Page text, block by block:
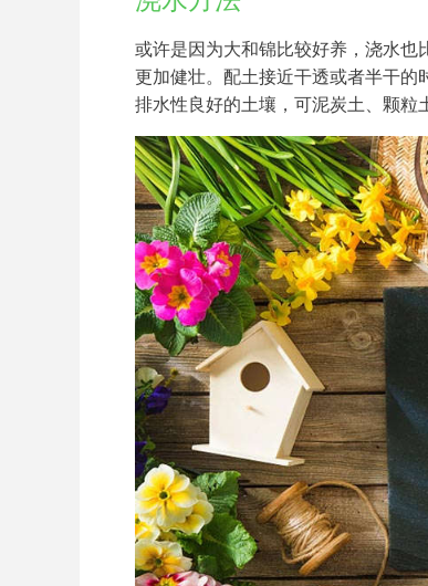
或许是因为大和锦比较好养，浇水也
更加健壮。配土接近干透或者半干的
排水性良好的土壤，可泥炭土、颗粒